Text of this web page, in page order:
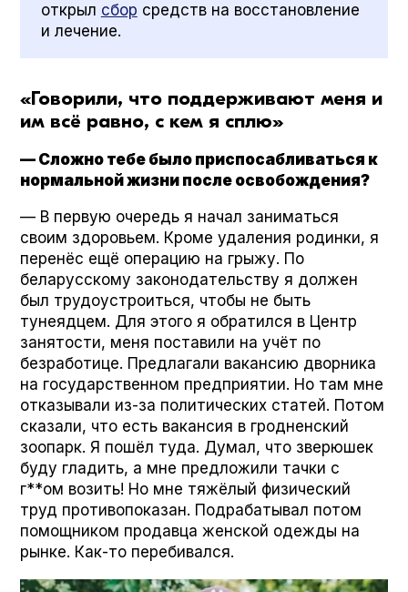
открыл сбор средств на восстановление
и лечение.
«Говорили, что поддерживают меня и
им всё равно, с кем я сплю»
— Сложно тебе было приспосабливаться к
нормальной жизни после освобождения?
— В первую очередь я начал заниматься
своим здоровьем. Кроме удаления родинки, я
перенёс ещё операцию на грыжу. По
беларусскому законодательству я должен
был трудоустроиться, чтобы не быть
тунеядцем. Для этого я обратился в Центр
занятости, меня поставили на учёт по
безработице. Предлагали вакансию дворника
на государственном предприятии. Но там мне
отказывали из-за политических статей. Потом
сказали, что есть вакансия в гродненский
зоопарк. Я пошёл туда. Думал, что зверюшек
буду гладить, а мне предложили тачки с
г**ом возить! Но мне тяжёлый физический
труд противопоказан. Подрабатывал потом
помощником продавца женской одежды на
рынке. Как-то перебивался.